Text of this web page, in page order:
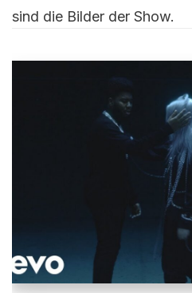
sind die Bilder der Show.